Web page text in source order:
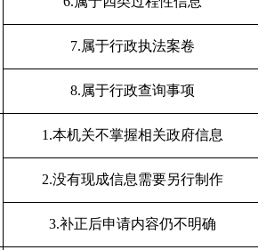
7.属于行政执法案卷
8.属于行政查询事项
1.本机关不掌握相关政府信息
2.没有现成信息需要另行制作
3.补正后申请内容仍不明确